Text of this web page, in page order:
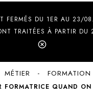
FERMÉS DU 1ER AU 23/
TRAITÉES À PARTIR
MÉTIER FORMATION
FORMATRICE QUAND ON